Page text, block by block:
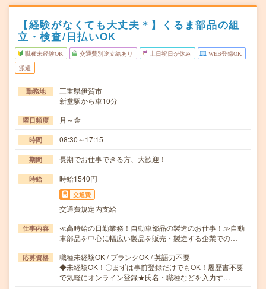
【経験がなくても大丈夫＊】くるま部品の組
立・検査/日払いOK
職種未経験OK 交通費別途支給あり 土日祝日が休み WEB登録OK
派遣
勤務地
三重県伊賀市
新堂駅から車10分
曜日頻度 月～金
時間 08:30～17:15
期間 長期でお仕事できる方、大歓迎！
時給 時給1540円
交通費
交通費規定内支給
仕事内容
≪高時給の日勤業務！自動車部品の製造のお仕事！≫自動
車部品を中心に幅広い製品を販売・製造する企業での…
応募資格
職種未経験OK / ブランクOK / 英語力不要
◆未経験OK！〇まずは事前登録だけでもOK！履歴書不要
で気軽にオンライン登録★氏名・職種などを入力す…